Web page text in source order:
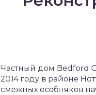
Частный дом Bedford
2014 году в районе
смежных особняков